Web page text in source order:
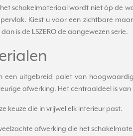
het schakelmateriaal wordt niet óp
Kiest u voor een zichtbare
is de LSZERO de aangewezen serie.
in een uitgebreid palet van
afwerking. Het centraaldeel is
keuze die in vrijwel elk interieur past.
afwerking die het